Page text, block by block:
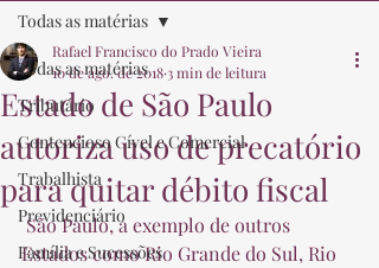
Todas as matérias
Tributário
Contencioso Cível e Comercial
Trabalhista
Previdenciário
Família e Sucessões
Todas as matérias
Estado de São Paulo
autoriza uso de precatório
para quitar débito fiscal
Rafael Francisco do Prado Vieira
10 de ago. de 2018 3 min de leitura
São Paulo, a exemplo de outros
Estados como Rio Grande do Sul, Rio